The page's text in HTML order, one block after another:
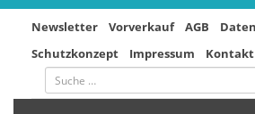
Newsletter Vorverkauf AGB
Schutzkonzept
Impressum Kontakt